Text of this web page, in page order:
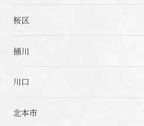
桜区
桶川
川口
北本市